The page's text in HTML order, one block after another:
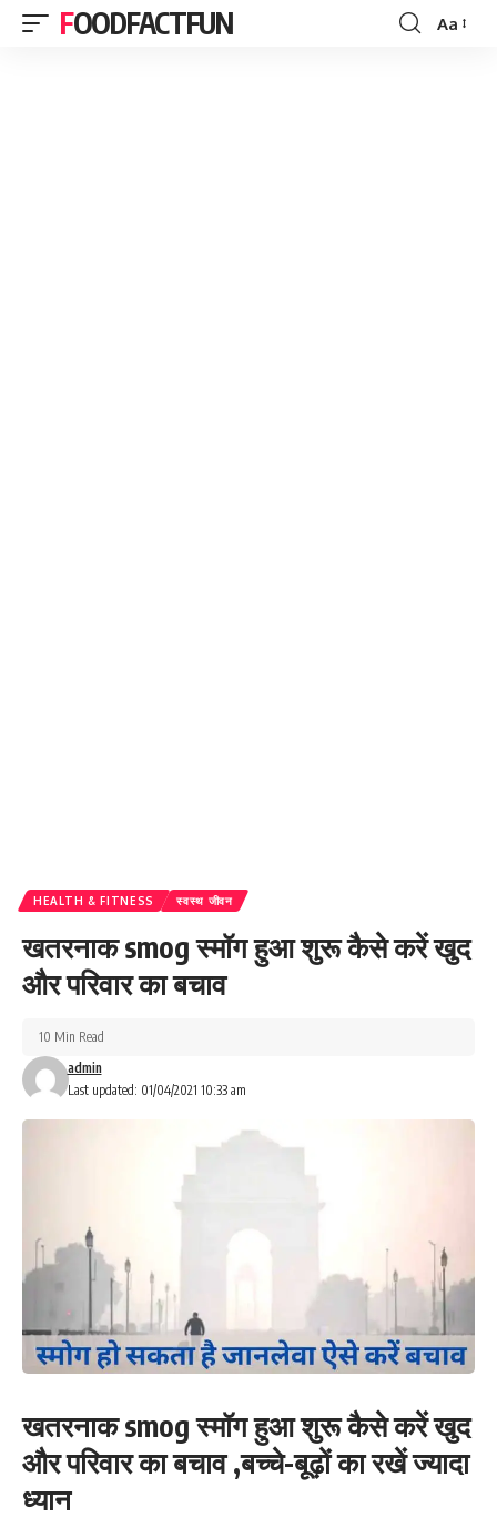
FOODFACTFUN
Font
Aa
HEALTH & FITNESS स्वस्थ जीवन
खतरनाक smog स्मॉग हुआ शुरू कैसे करें खुद
और परिवार का बचाव
Last updated: 01/04/2021 10:33 am
admin
10 Min Read
खतरनाक smog स्मॉग हुआ शुरू कैसे करें खुद
और परिवार का बचाव ,बच्चे-बूढ़ों का रखें ज्यादा
ध्यान